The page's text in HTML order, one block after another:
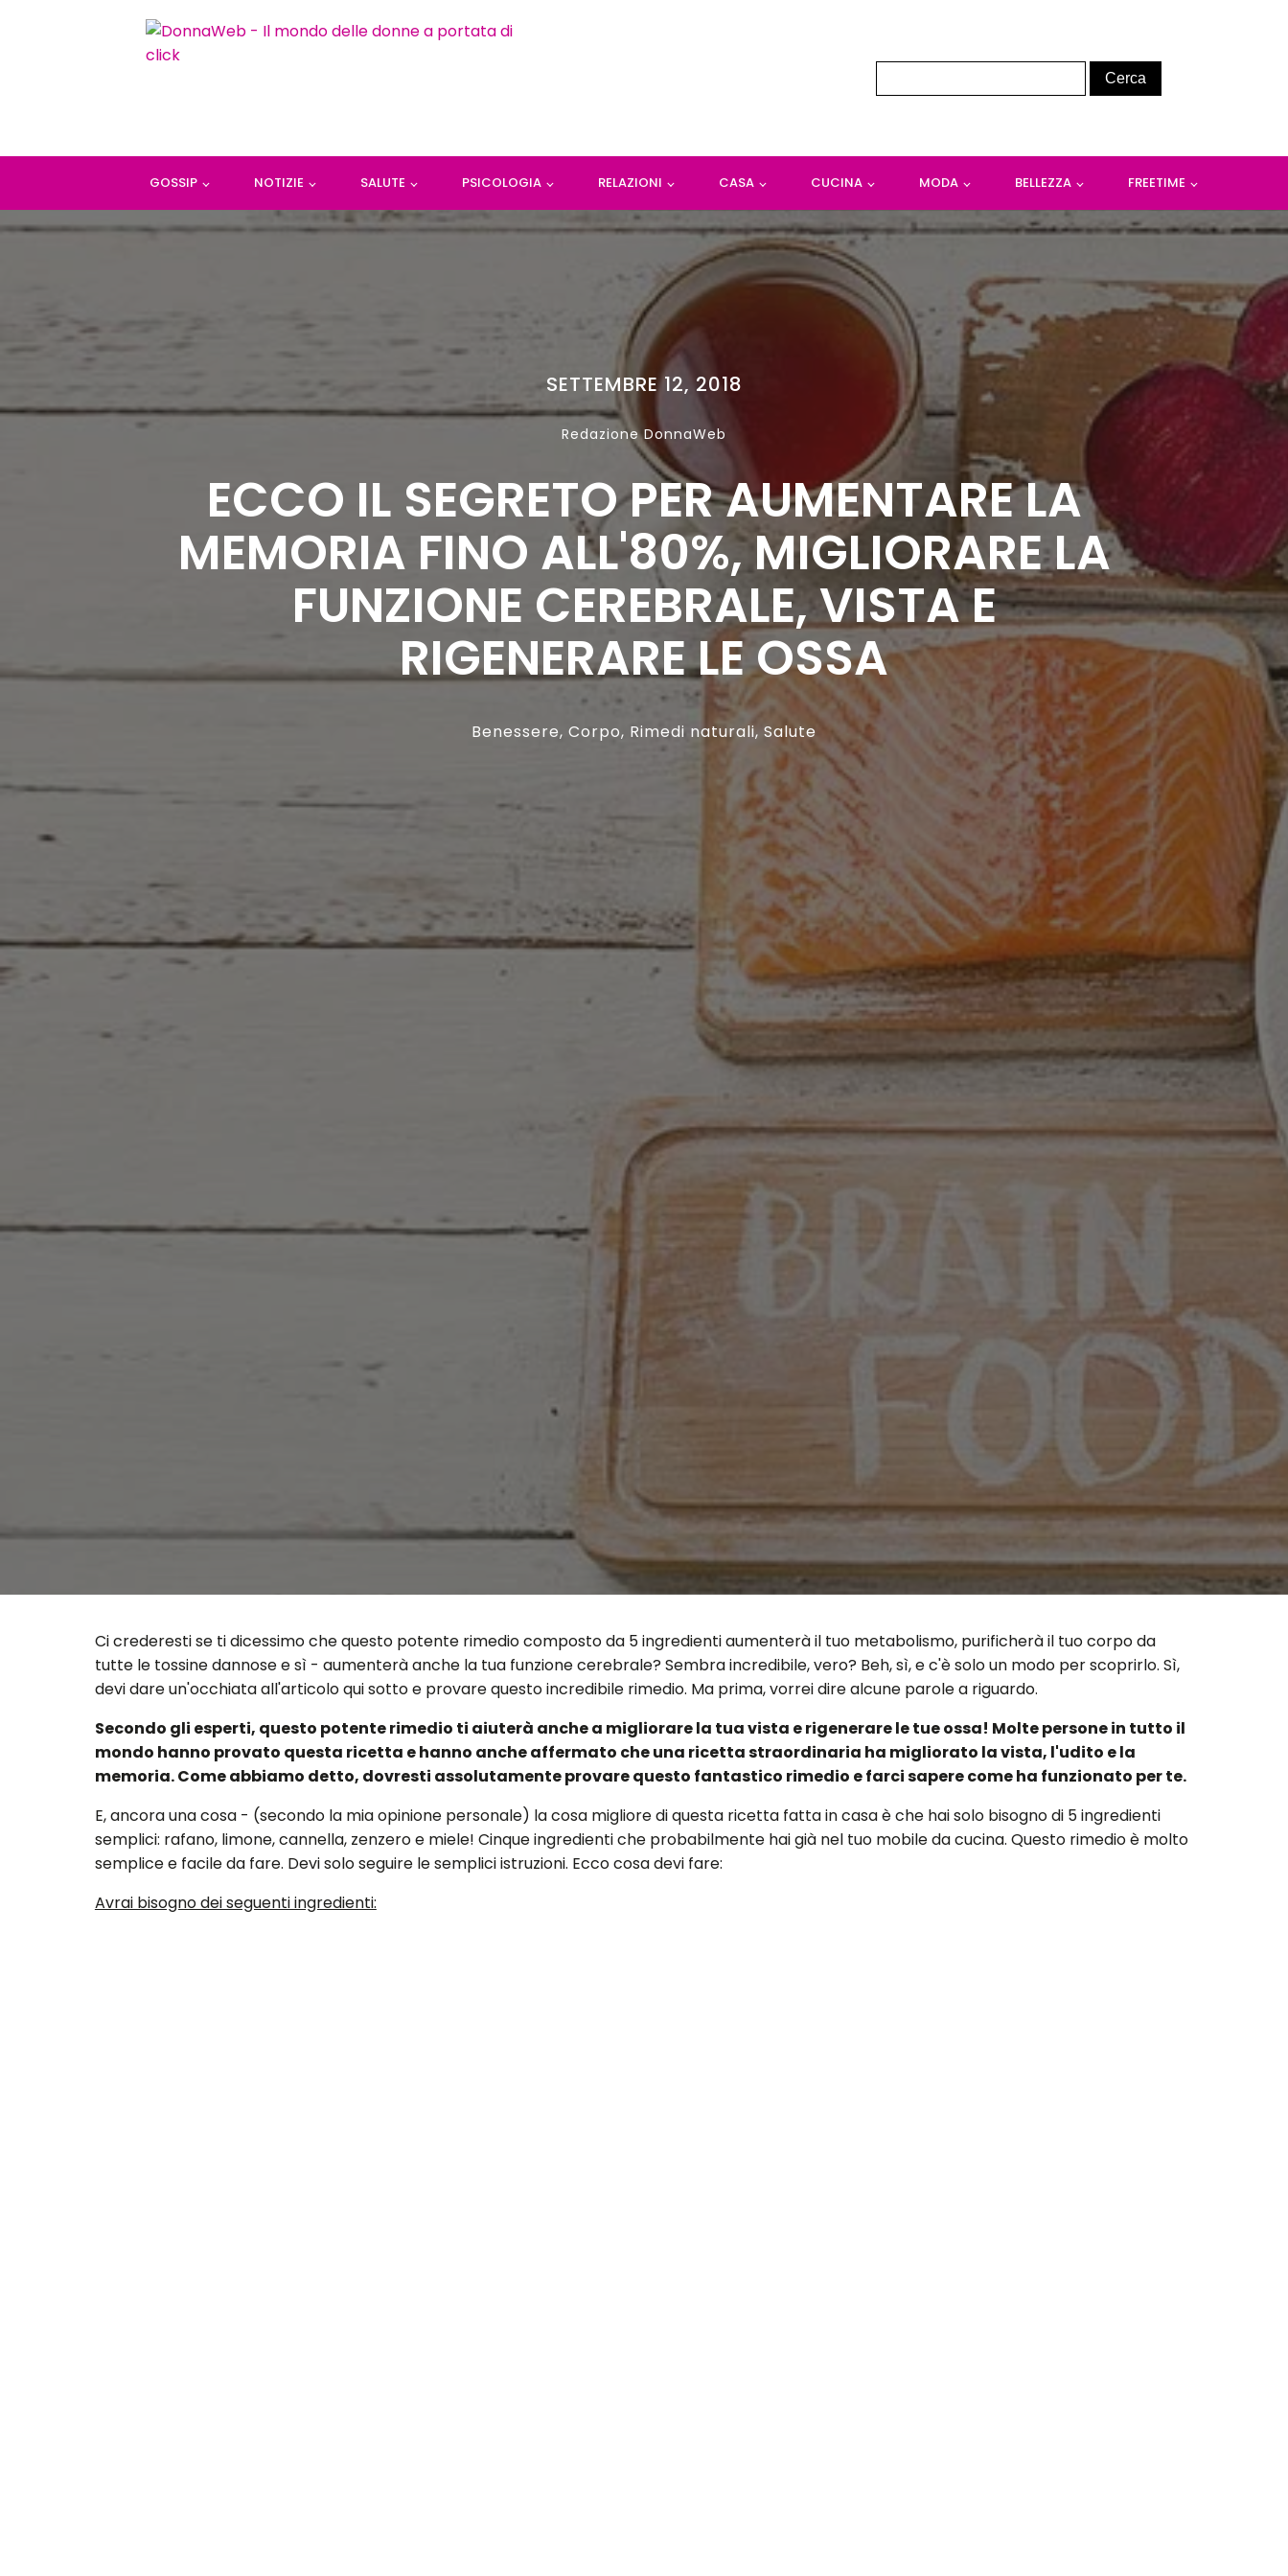
GOSSIP NOTIZIE SALUTE PSICOLOGIA RELAZIONI CASA CUCINA MODA BELLEZZA FREETIME
SETTEMBRE 12, 2018
Redazione DonnaWeb
ECCO IL SEGRETO PER AUMENTARE LA
MEMORIA FINO ALL'80%, MIGLIORARE LA
FUNZIONE CEREBRALE, VISTA E
RIGENERARE LE OSSA
Benessere, Corpo, Rimedi naturali, Salute
Ci crederesti se ti dicessimo che questo potente rimedio composto da 5 ingredienti aumenterà il tuo metabolismo, purificherà il tuo corpo da
tutte le tossine dannose e sì - aumenterà anche la tua funzione cerebrale? Sembra incredibile, vero? Beh, sì, e c'è solo un modo per scoprirlo. Sì,
devi dare un'occhiata all'articolo qui sotto e provare questo incredibile rimedio. Ma prima, vorrei dire alcune parole a riguardo.
Secondo gli esperti, questo potente rimedio ti aiuterà anche a migliorare la tua vista e rigenerare le tue ossa! Molte persone in tutto il
mondo hanno provato questa ricetta e hanno anche affermato che una ricetta straordinaria ha migliorato la vista, l'udito e la
memoria. Come abbiamo detto, dovresti assolutamente provare questo fantastico rimedio e farci sapere come ha funzionato per te.
E, ancora una cosa - (secondo la mia opinione personale) la cosa migliore di questa ricetta fatta in casa è che hai solo bisogno di 5 ingredienti
semplici: rafano, limone, cannella, zenzero e miele! Cinque ingredienti che probabilmente hai già nel tuo mobile da cucina. Questo rimedio è molto
semplice e facile da fare. Devi solo seguire le semplici istruzioni. Ecco cosa devi fare:
Avrai bisogno dei seguenti ingredienti: